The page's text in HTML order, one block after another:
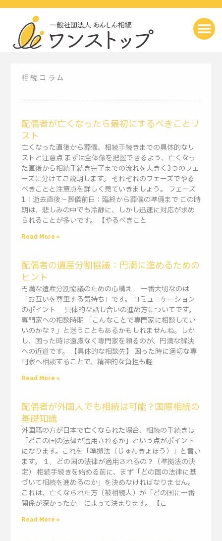
相続コラム
配偶者が亡くなったら最初にするべきことリ
スト
亡くなった直後から葬儀、相続手続きまでの具体的なリ
ストと注意点 まずは全体像を把握できるよう、亡くなっ
た直後から相続手続き完了までの流れを大きく3つのフェ
ーズに分けてご説明します。 それぞれのフェーズでやる
べきことと注意点を詳しく見ていきましょう。 フェーズ
1：逝去直後～葬儀前日：臨終から葬儀の準備まで この時
期は、悲しみの中でも冷静に、しかし迅速に対応が求め
られることが多いです。 【やるべきこと
Read More »
配偶者の遺産分割協議：円満に進めるための
ヒント
円満な遺産分割協議のための心構え 一番大切なのは
「お互いを尊重する気持ち」です。 コミュニケーション
のポイント 具体的な話し合いの進め方についてです。
専門家への相談時期 「こんなことで専門家に相談してい
いのかな？」と迷うこともあるかもしれませんね。しか
し、困った時は遠慮なく専門家を頼るのが、円満な解決
への近道です。 【具体的な相談先】 困った時に適切な専
門家へ相談することで、精神的な負担も軽
Read More »
配偶者が外国人でも相続は可能？国際相続の
基礎知識
外国籍の方が日本で亡くなられた場合、相続の手続きは
「どこの国の法律が適用されるか」という点がポイント
になります。これを「準拠法（じゅんきょほう）」と言い
ます。 １．どの国の法律が適用されるの？（準拠法の決
定） 相続手続きを始める前に、まず「どの国の法律に基
づいて相続を進めるのか」を決めなければなりません。
これは、亡くなられた方（被相続人）が「どの国に一番
関係が深かったか」によって決まります。 【こ
Read More »